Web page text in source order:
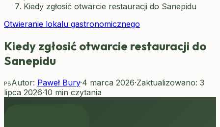
Kiedy zgłosić otwarcie restauracji do Sanepidu
Otwieranie lokalu gastronomicznego
Kiedy zgłosić otwarcie restauracji do
Sanepidu
PBAutor: Paweł Bury·4 marca 2026·Zaktualizowano: 3
lipca 2026·10 min czytania